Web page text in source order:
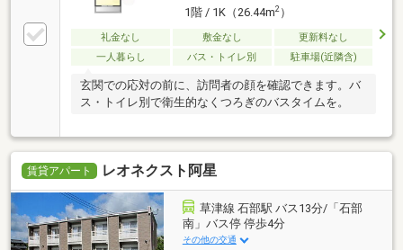
1階 / 1K（26.44m2）
礼金なし 敷金なし
更新料なし
一人暮らし
バス・トイレ別 駐車場(近隣含)
玄関での応対の前に、訪問者の顔を確認できます。バ
ス・トイレ別で衛生的なくつろぎのバスタイムを。
賃貸アパート レオネクスト阿星
草津線 石部駅 バス13分/「石部
南」バス停 停歩4分
その他の交通